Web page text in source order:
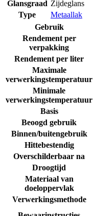
Glansgraad Zijdeglans
Type
Metaallak
Gebruik
Rendement per
verpakking
Rendement per liter
Maximale
verwerkingstemperatuur
Minimale
verwerkingstemperatuur
Basis
Beoogd gebruik
Binnen/buitengebruik
Hittebestendig
Overschilderbaar na
Droogtijd
Materiaal van
doeloppervlak
Verwerkingsmethode